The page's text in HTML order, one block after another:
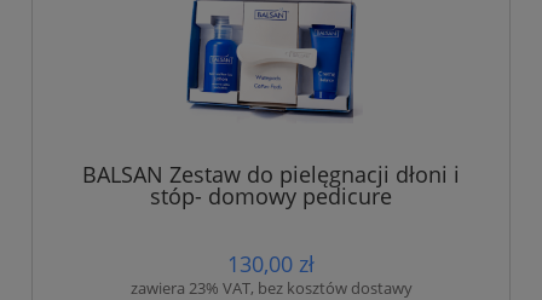
BALSAN Zestaw do pielęgnacji dłoni i
stóp- domowy pedicure
130,00 zł
zawiera 23% VAT, bez kosztów dostawy